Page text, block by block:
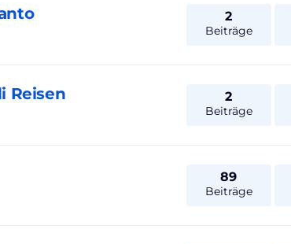
2
Beiträge
Reisen 2
Beiträge
89
Beiträge